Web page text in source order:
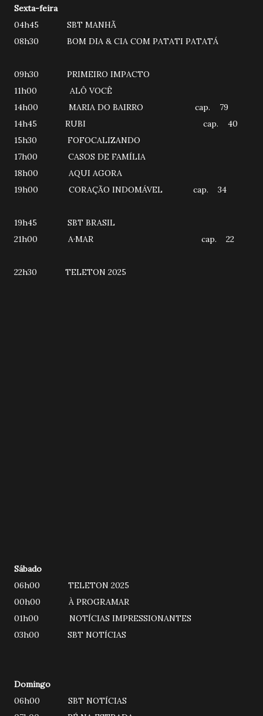
Sexta-feira
04h45 SBT MANHÃ
08h30 BOM DIA & CIA COM PATATI PATATÁ
09h30 PRIMEIRO IMPACTO
11h00 ALÔ VOCÊ
14h00 MARIA DO BAIRRO cap. 79
14h45 RUBI cap. 40
15h30 FOFOCALIZANDO
17h00 CASOS DE FAMÍLIA
18h00 AQUI AGORA
19h00 CORAÇÃO INDOMÁVEL cap. 34
19h45 SBT BRASIL
21h00 A·MAR cap. 22
22h30 TELETON 2025
Sábado
06h00 TELETON 2025
00h00 À PROGRAMAR
01h00 NOTÍCIAS IMPRESSIONANTES
03h00 SBT NOTÍCIAS
Domingo
06h00 SBT NOTÍCIAS